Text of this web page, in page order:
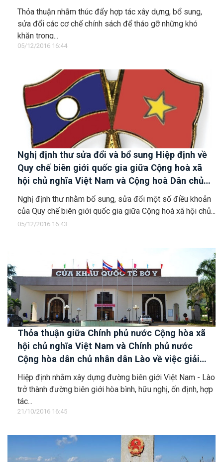
cho người, phương tiện và hàng hoá qua lại
biên giới giữa hai nước
Thỏa thuận nhằm thúc đẩy hợp tác xây dựng, bổ sung,
sửa đổi các cơ chế chính sách để tháo gỡ những khó
khăn trong...
05/12/2016 16:44
Nghị định thư sửa đổi và bổ sung Hiệp định về
Quy chế biên giới quốc gia giữa Cộng hoà xã
hội chủ nghĩa Việt Nam và Cộng hoà Dân chủ
Nhân dân Lào ký ngày 1/3/1990
Nghị định thư nhằm bổ sung, sửa đổi một số điều khoản
của Quy chế biên giới quốc gia giữa Cộng hoà xã hội chủ...
05/12/2016 16:43
Thỏa thuận giữa Chính phủ nước Cộng hòa xã
hội chủ nghĩa Việt Nam và Chính phủ nước
Cộng hòa dân chủ nhân dân Lào về việc giải
quyết vấn đề người di cư tự do và kết hôn
không giá thú trong vùng biên giới hai nước
Hiệp định nhằm xây dựng đường biên giới Việt Nam - Lào
trở thành đường biên giới hòa bình, hữu nghị, ốn định, hợp
tác...
21/10/2016 16:45